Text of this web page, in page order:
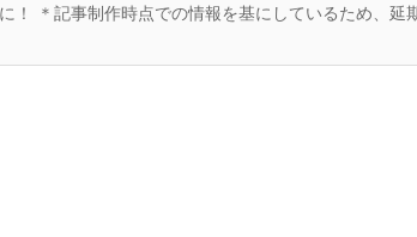
な開店時期